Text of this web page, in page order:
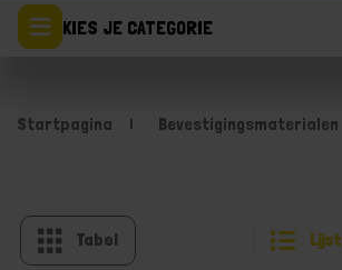
KIES JE CATEGORIE
Startpagina Bevestigingsmaterialen
Tabel Lijst